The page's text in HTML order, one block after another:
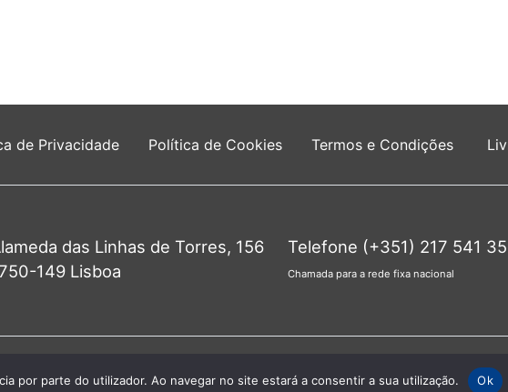
de Privacidade Política de Cookies Termos e Condições
das Linhas de Torres, 156
149 Lisboa
Telefone (+351) 217 541
Chamada para a rede fixa nacional
Freguesia do Lumiar - Todos os direitos reservados.
por parte do utilizador. Ao navegar no site estará a consentir a sua utilização. Ok